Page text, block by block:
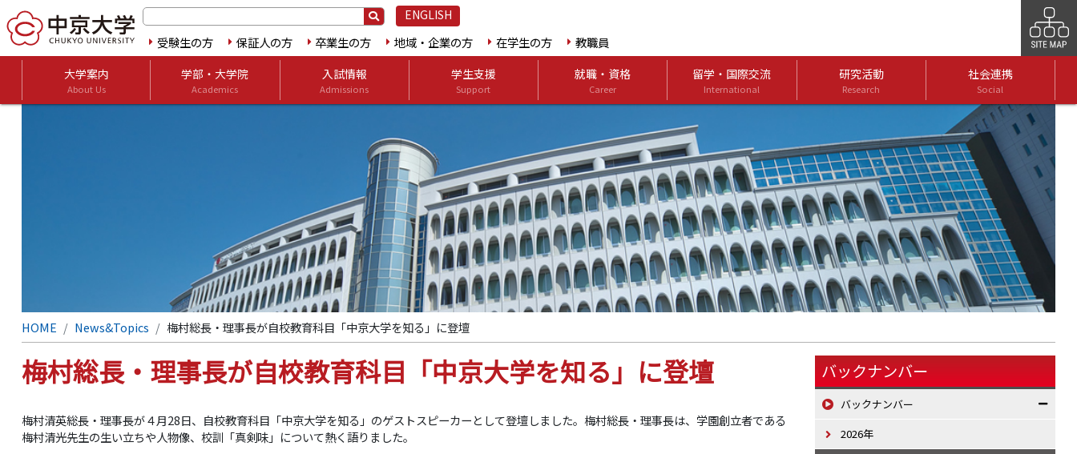
ENGLISH
受験生の方 保証人の方 卒業生の方 地域・企業の方 在学生の方 教職員
大学案内
About Us
学部・大学院
Academics
入試情報
Admissions
学生支援
Support
就職・資格
Career
留学・国際交流
International
研究活動
Research
社会連携
Social
HOME News&Topics 梅村総長・理事長が自校教育科目「中京大学を知る」に登壇
梅村総長・理事長が自校教育科目「中京大学を知る」に登壇
梅村清英総長・理事長が４月28日、自校教育科目「中京大学を知る」のゲストスピーカーとして登壇しました。梅村総長・理事長は、学園創立者である
梅村清光先生の生い立ちや人物像、校訓「真剣味」について熱く語りました。
バックナンバー
バックナンバー
2026年